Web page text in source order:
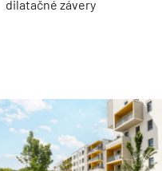
dilatačné závery